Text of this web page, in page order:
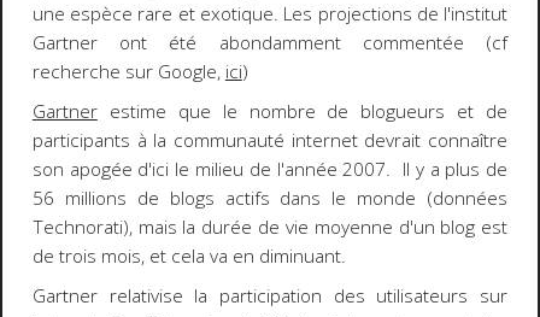
une espèce rare et exotique. Les projections de l'institut
Gartner ont été abondamment commentée (cf
recherche sur Google, ici)
Gartnerestime que le nombre de blogueurs et de
participants à la communauté internet devrait connaître
son apogée d'ici le milieu de l'année 2007. Il y a plus de
56 millions de blogs actifs dans le monde (données
Technorati), mais la durée de vie moyenne d'un blog est
de trois mois, et cela va en diminuant.
Gartnerrelativise la participation des utilisateurs sur